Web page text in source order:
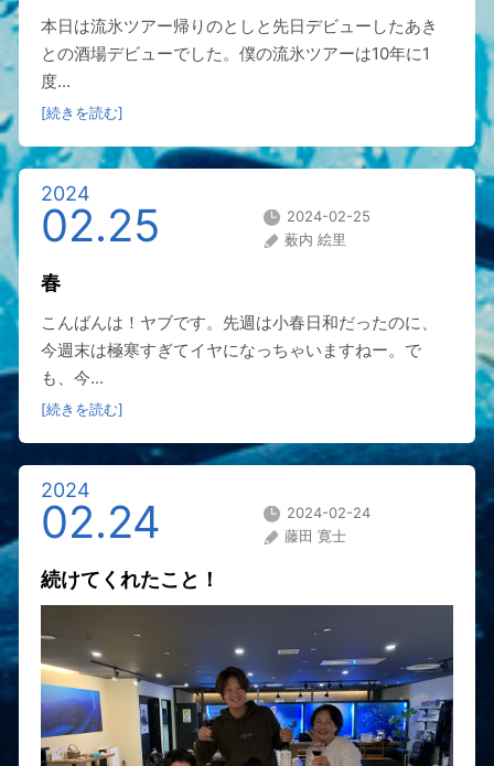
本日は流氷ツアー帰りのとしと先日デビューしたあき
との酒場デビューでした。僕の流氷ツアーは10年に1
度...
[続きを読む]
2024
02.25
2024-02-25
薮内 絵里
春
こんばんは！ヤブです。先週は小春日和だったのに、
今週末は極寒すぎてイヤになっちゃいますねー。で
も、今...
[続きを読む]
2024
02.24
2024-02-24
藤田 寛士
続けてくれたこと！